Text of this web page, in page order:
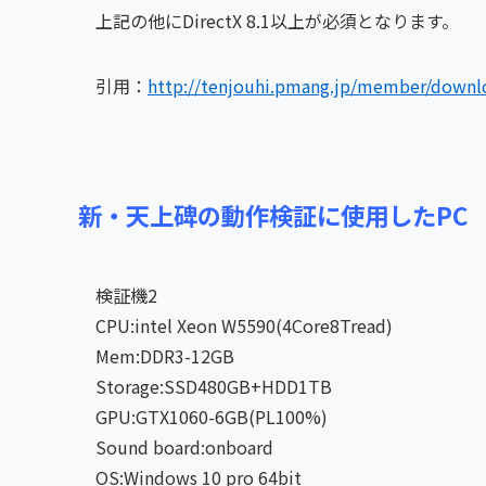
上記の他にDirectX 8.1以上が必須となります。
引用： http://tenjouhi.pmang.jp/member/
新・天上碑の動作検証に使用したPC
検証機2
CPU:intel Xeon W5590(4Core8Tread)
Mem:DDR3-12GB
Storage:SSD480GB+HDD1TB
GPU:GTX1060-6GB(PL100%)
Sound board:onboard
OS:Windows 10 pro 64bit